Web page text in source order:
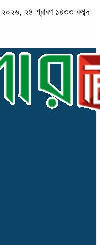
২৪ শ্রাবণ ১৪৩৩ বঙ্গাব্দ